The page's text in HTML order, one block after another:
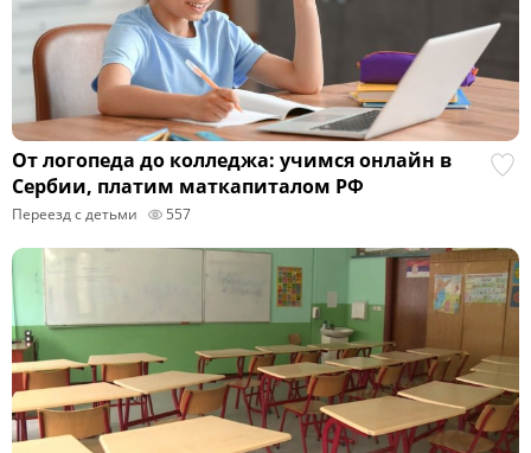
От логопеда до колледжа: учимся онлайн в
Сербии, платим маткапиталом РФ
Переезд с детьми 557